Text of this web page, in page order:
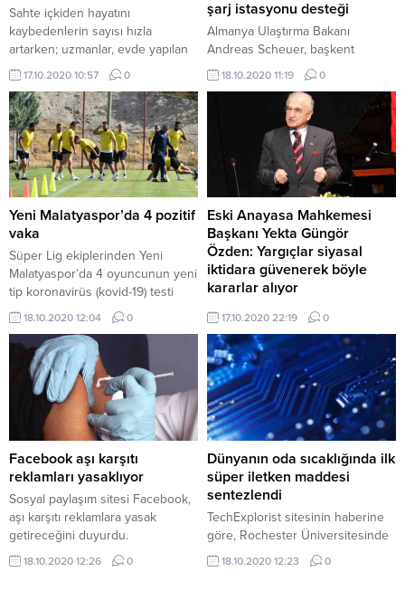
Sahte içkiden hayatını
kaybedenlerin sayısı hızla
artarken; uzmanlar, evde yapılan
alkollü içkilerin de sahte içki
kadar tehlikeli olduğu uyarısında
bulunuyor. Sağlık Bakanlığı
Toplum Bilimleri Kurulu Üyesi ve
Gazi Üniversitesi (GÜ) Tıp
Fakültesi Halk Sağlığı Anabilim
Dalı Başkanı Prof. Dr. Mustafa
Necmi İlhan, evde yapılan alkollü
içkiler için uyarılarda bulundu;
sahte...
17.10.2020 10:57 0
şarj istasyonu desteği
Almanya Ulaştırma Bakanı
Andreas Scheuer, başkent
Berlin’de yaptığı açıklamada,
federal hükümetin ev ve
apartmanların özel park
alanlarında elektrikli otomobiller
için akıllı bir şarj istasyonu
kurmasını teşvik edeceğini belirtti.
18.10.2020 11:19 0
Yeni Malatyaspor’da 4 pozitif
vaka
Süper Lig ekiplerinden Yeni
Malatyaspor’da 4 oyuncunun yeni
tip koronavirüs (kovid-19) testi
pozitif çıktı. Sarı-siyahlı kulübün
sosyal medya sayfasından
paylaşılan açıklamada, “Futbolcu
kadromuz, teknik heyetimiz ve
kulüp çalışanlarımıza rutin olarak
uyguladığımız Kovid-19 testleri
yapılmış, 4 oyuncumuzda pozitif
vakaya rastlanmıştır. Ev
izolasyonuna alınan
oyuncularımızın tedavisi
sürmektedir.” denildi. Öte yandan,
futbolculardan Jody...
18.10.2020 12:04 0
Eski Anayasa Mahkemesi
Başkanı Yekta Güngör
Özden: Yargıçlar siyasal
iktidara güvenerek böyle
kararlar alıyor
Sözcü yazarı Rahmi Turan,
bugünkü yazısında hukuk
sistemine ilişkin sert eleştirilerde
bulundu. “Ulus olarak bilinmeyen
bir yöne doğru gidiyoruz
maalesef!” görüşünü paylaşan
Turan, yazısında ayrıca Eski
Anayasa Mahkemesi Başkanı
Yekta Güngör Özden ve eski
Meclis Başkanı Hüsamettin
Cindoruk‘un da görüşlerine yer
verdi. Turan’ın aktardığına göre,
hukukçular Özden ve
Cindoruk’un açıklamaları...
17.10.2020 22:19 0
Facebook aşı karşıtı
reklamları yasaklıyor
Sosyal paylaşım sitesi Facebook,
aşı karşıtı reklamlara yasak
getireceğini duyurdu.
18.10.2020 12:26 0
Dünyanın oda sıcaklığında ilk
süper iletken maddesi
sentezlendi
TechExplorist sitesinin haberine
göre, Rochester Üniversitesinde
makine mühendisliği, fizik ve
astronomi öğretim görevlisi
18.10.2020 12:23 0